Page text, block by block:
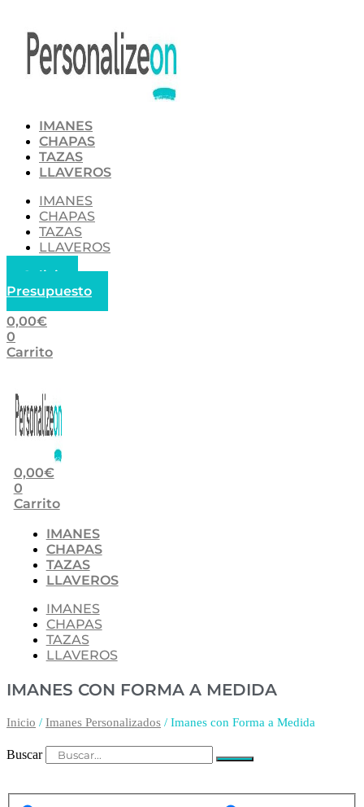
contenido
IMANES
CHAPAS
TAZAS
LLAVEROS
IMANES
CHAPAS
TAZAS
LLAVEROS
Solicitar
Presupuesto
0,00€
0
Carrito
0,00€
0
Carrito
IMANES
CHAPAS
TAZAS
LLAVEROS
IMANES
CHAPAS
TAZAS
LLAVEROS
IMANES CON FORMA A MEDIDA
Inicio / Imanes Personalizados / Imanes con Forma a Medida
Buscar